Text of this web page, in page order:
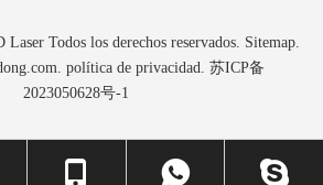
Todos los derechos reservados. Sitemap.
. política de privacidad. 苏ICP备
2023050628号-1